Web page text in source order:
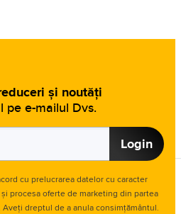
și noutăți
pe e-mailul Dvs.
Login
cu prelucrarea datelor cu caracter
procesa oferte de marketing din partea
Aveți dreptul de a anula consimțământul.